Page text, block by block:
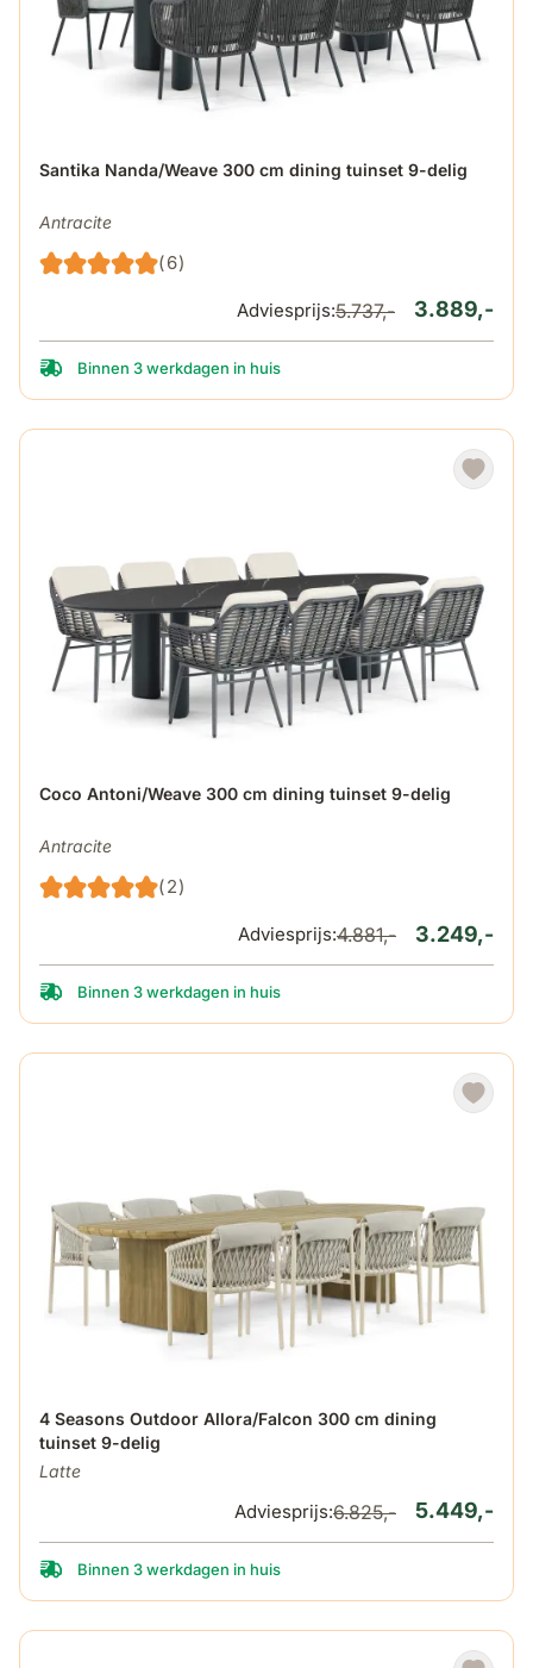
Santika Nanda/Weave 300 cm dining tuinset 9-delig
Antracite
(6)
De prijs is afhankelijk van de gekozen opties op de
3.889,-
Adviesprijs:5.737,-
Binnen 3 werkdagen in huis
Coco Antoni/Weave 300 cm dining tuinset 9-delig
Antracite
(2)
De prijs is afhankelijk van de gekozen opties op de
3.249,-
Adviesprijs:4.881,-
Binnen 3 werkdagen in huis
4 Seasons Outdoor Allora/Falcon 300 cm dining
tuinset 9-delig
Latte
De prijs is afhankelijk van de gekozen opties op de
5.449,-
Adviesprijs:6.825,-
Binnen 3 werkdagen in huis